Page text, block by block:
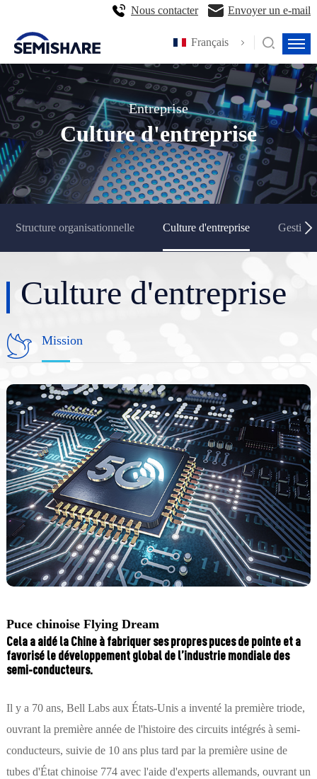
Français
Nous contacter Envoyer un e-mail
Entreprise
Culture d'entreprise
Structure organisationnelle Culture d'entreprise Gestion
Culture d'entreprise
Mission
Puce chinoise Flying Dream
Cela a aidé la Chine à fabriquer ses propres puces de pointe et a
favorisé le développement global de l’industrie mondiale des
semi-conducteurs.
Il y a 70 ans, Bell Labs aux États-Unis a inventé la première triode,
ouvrant la première année de l'histoire des circuits intégrés à semi-
conducteurs, suivie de 10 ans plus tard par la première usine de
tubes d'État chinoise 774 avec l'aide d'experts allemands, ouvrant un